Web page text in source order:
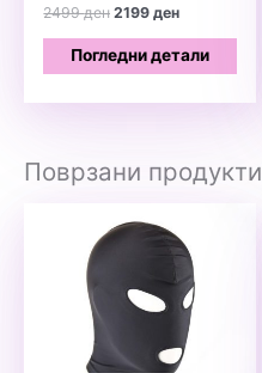
Оценето
5.00
од 5
2499ден Original
was:
2499 ден.
2199денCurrent
is:
Погледни детали
Поврзани продукти